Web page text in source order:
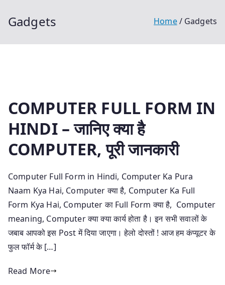
Gadgets Home Gadgets
COMPUTER FULL FORM IN
HINDI – जानिए क्या है
COMPUTER, पूरी जानकारी
Computer Full Form in Hindi, Computer Ka Pura
Naam Kya Hai, Computer क्या है, Computer Ka Full
Form Kya Hai, Computer का Full Form क्या है, Computer
meaning, Computer क्या क्या कार्य होता है। इन सभी सवालों के
जबाब आपको इस Post में दिया जाएगा। हेलो दोस्तों ! आज हम कंप्यूटर के
फुल फॉर्म के […]
Read More